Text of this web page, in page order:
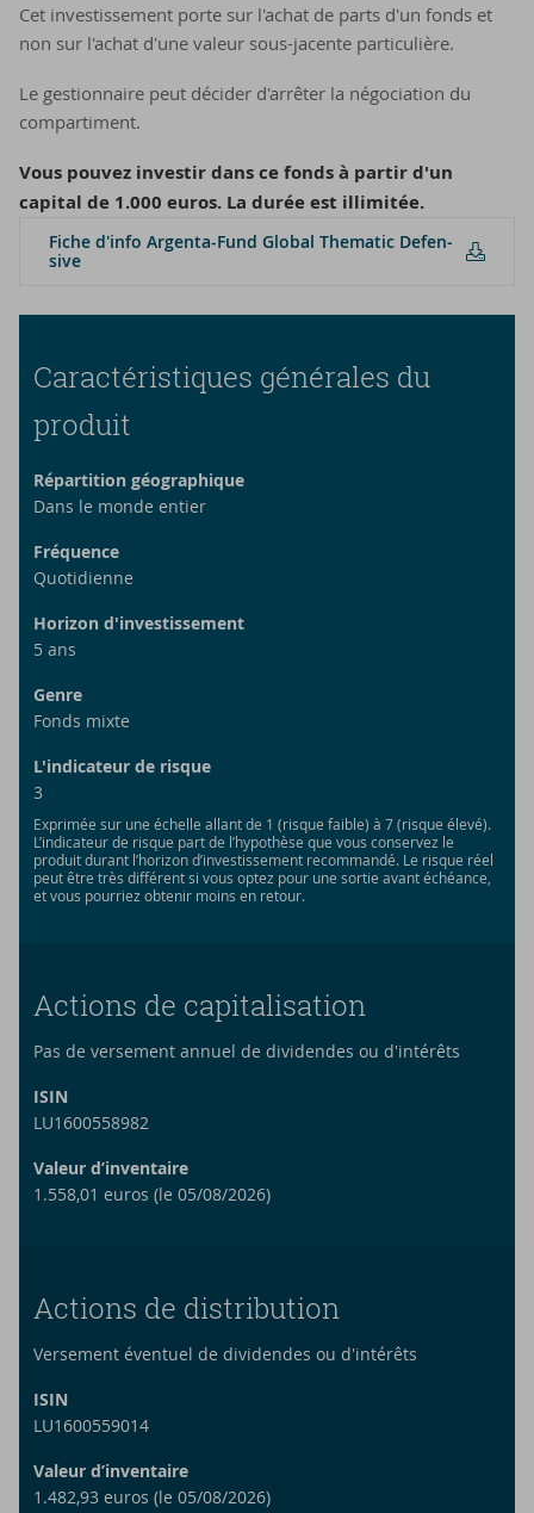
Cet investissement porte sur l'achat de parts d'un fonds et
non sur l'achat d'une valeur sous-jacente particulière.
Le gestionnaire peut décider d'arrêter la négociation du
compartiment.
Vous pouvez investir dans ce fonds à partir d'un
capital de 1.000 euros. La durée est illimitée.
Fiche d'in­fo Argenta-​Fund Glo­bal The­ma­tic De­fen­
sive
Caractéristiques générales du
produit
Répartition géographique
Dans le monde entier
Fréquence
Quotidienne
Horizon d'investissement
5 ans
Genre
Fonds mixte
L'indicateur de risque
3
Exprimée sur une échelle allant de 1 (risque faible) à 7 (risque élevé).
L’indicateur de risque part de l’hypothèse que vous conservez le
produit durant l’horizon d’investissement recommandé. Le risque réel
peut être très différent si vous optez pour une sortie avant échéance,
et vous pourriez obtenir moins en retour.
Actions de capitalisation
Pas de versement annuel de dividendes ou d'intérêts
ISIN
LU1600558982
Valeur d’inventaire
1.558,01 euros (le 05/08/2026)
Actions de distribution
Versement éventuel de dividendes ou d'intérêts
ISIN
LU1600559014
Valeur d’inventaire
1.482,93 euros (le 05/08/2026)